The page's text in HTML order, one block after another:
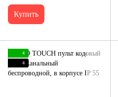
Купить
4
4